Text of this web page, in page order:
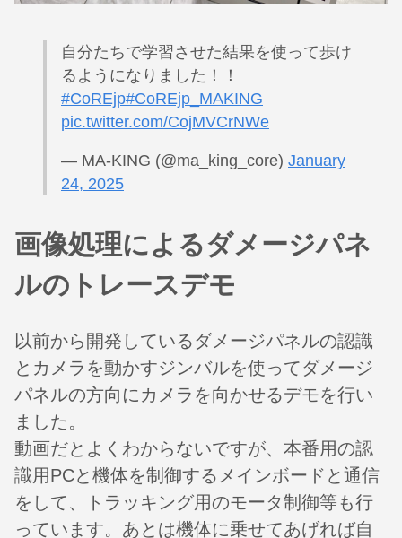
自分たちで学習させた結果を使って歩け
るようになりました！！
#CoREjp#CoREjp_MAKING
pic.twitter.com/CojMVCrNWe
— MA-KING (@ma_king_core) January
24, 2025
画像処理によるダメージパネ
ルのトレースデモ
以前から開発しているダメージパネルの認識
とカメラを動かすジンバルを使ってダメージ
パネルの方向にカメラを向かせるデモを行い
ました。
動画だとよくわからないですが、本番用の認
識用PCと機体を制御するメインボードと通信
をして、トラッキング用のモータ制御等も行
っています。あとは機体に乗せてあげれば自